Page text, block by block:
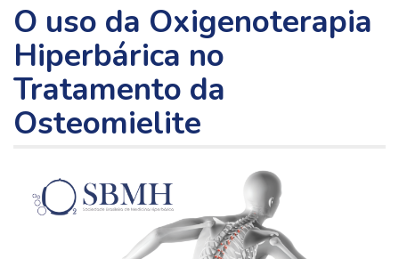
O uso da Oxigenoterapia
Hiperbárica no
Tratamento da
Osteomielite